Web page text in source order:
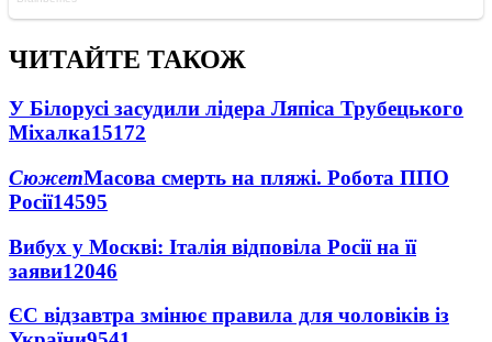
ЧИТАЙТЕ ТАКОЖ
У Білорусі засудили лідера Ляпіса Трубецького
Міхалка15172
СюжетМасова смерть на пляжі. Робота ППО
Росії14595
Вибух у Москві: Італія відповіла Росії на її
заяви12046
ЄС відзавтра змінює правила для чоловіків із